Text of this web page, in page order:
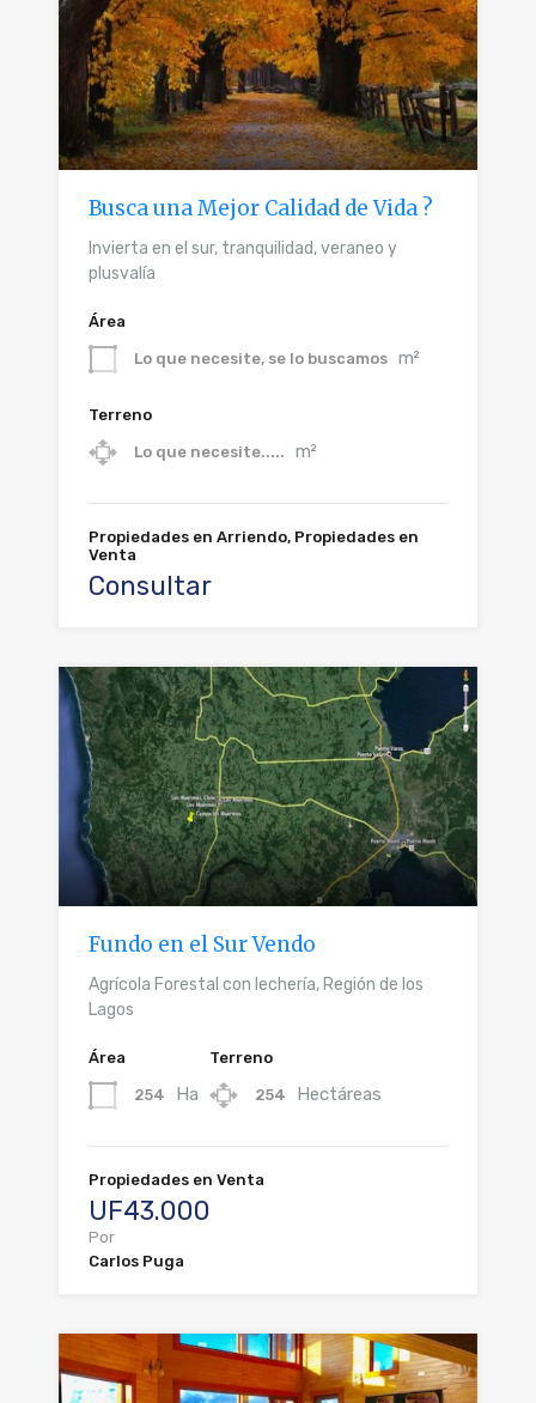
Busca una Mejor Calidad de Vida ?
Invierta en el sur, tranquilidad, veraneo y
plusvalía
Área
Lo que necesite, se lo buscamos m²
Terreno
Lo que necesite..... m²
Propiedades en Arriendo, Propiedades en
Venta
Consultar
Fundo en el Sur Vendo
Agrícola Forestal con lechería, Región de los
Lagos
Área
254 Ha
Terreno
254 Hectáreas
Propiedades en Venta
UF43.000
Por
Carlos Puga